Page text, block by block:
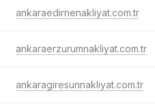
ankaraedirnenakliyat.com.tr
ankaraerzurumnakliyat.com.tr
ankaragiresunnakliyat.com.tr